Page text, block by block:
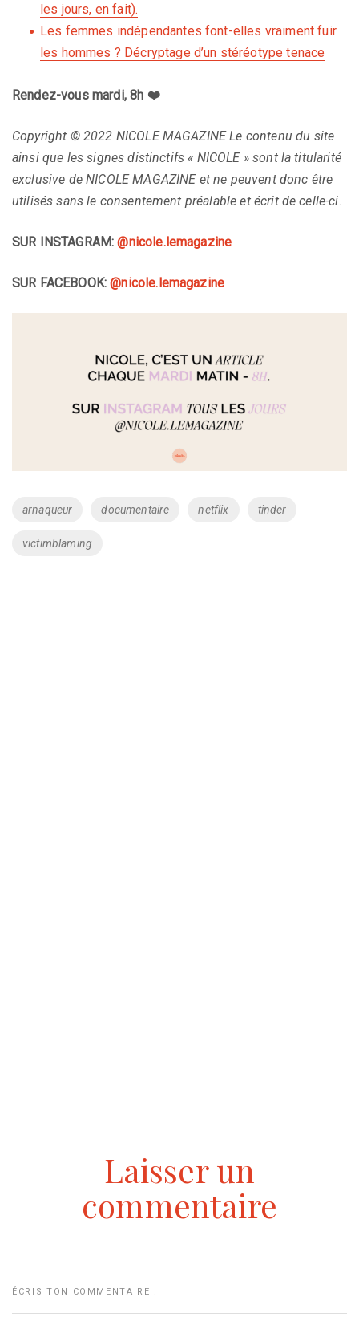
les jours, en fait).
Les femmes indépendantes font-elles vraiment fuir
les hommes ? Décryptage d’un stéréotype tenace
Rendez-vous mardi, 8h ❤️
Copyright © 2022 NICOLE MAGAZINE Le contenu du site
ainsi que les signes distinctifs « NICOLE » sont la titularité
exclusive de NICOLE MAGAZINE et ne peuvent donc être
utilisés sans le consentement préalable et écrit de celle-ci.
SUR INSTAGRAM:@nicole.lemagazine
SUR FACEBOOK:@nicole.lemagazine
Tags
arnaqueur documentaire netflix tinder
victimblaming
Laisser un
commentaire